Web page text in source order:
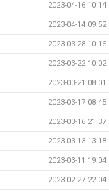
2023-04-16 10:14
2023-04-14 09:52
2023-03-28 10:16
2023-03-22 10:02
2023-03-21 08:01
2023-03-17 08:45
2023-03-16 21:37
2023-03-13 13:18
2023-03-11 19:04
2023-02-27 22:04